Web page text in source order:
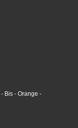
- Bis - Orange -